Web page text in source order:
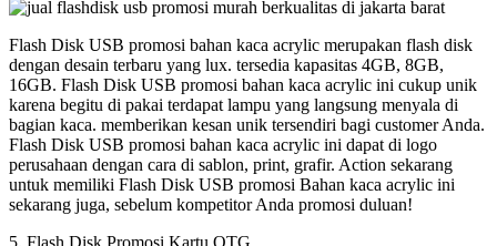
Flash Disk USB promosi bahan kaca acrylic merupakan flash disk
dengan desain terbaru yang lux. tersedia kapasitas 4GB, 8GB,
16GB. Flash Disk USB promosi bahan kaca acrylic ini cukup unik
karena begitu di pakai terdapat lampu yang langsung menyala di
bagian kaca. memberikan kesan unik tersendiri bagi customer Anda.
Flash Disk USB promosi bahan kaca acrylic ini dapat di logo
perusahaan dengan cara di sablon, print, grafir. Action sekarang
untuk memiliki Flash Disk USB promosi Bahan kaca acrylic ini
sekarang juga, sebelum kompetitor Anda promosi duluan!
5. Flash Disk Promosi Kartu OTG